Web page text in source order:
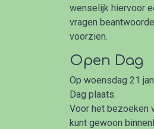
wenselijk hiervoor
vragen
voorzien.
Open Dag
Op woensdag 21
Dag plaats.
Voor het bezoeken
kunt gewoon